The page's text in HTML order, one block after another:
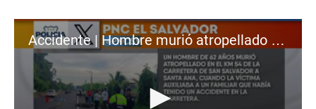
Accidente | Hombre murió atropellado en la carretera a Santa Ana